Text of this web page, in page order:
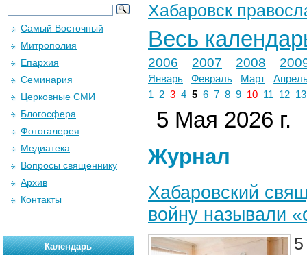
Хабаровск
Весь
2006 2007 2008
Январь Февраль Март
1
2 3 4 5 6 7 8 9 10 11 12 13
5 Мая 2026 г.
Журнал
Хабаровский
войну называли
Самый Восточный
Митрополия
Епархия
Семинария
Церковные СМИ
Блогосфера
Фотогалерея
Медиатека
Вопросы священнику
Архив
Контакты
Календарь